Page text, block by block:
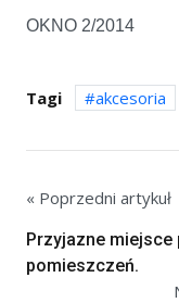
OKNO 2/2014
Tagi akcesoria
« Poprzedni artykuł
Przyjazne miejsce
pomieszczeń.